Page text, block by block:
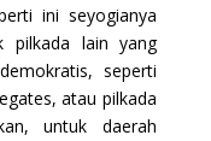
ini seyogianya
pilkada lain yang
seperti
atau pilkada
untuk daerah